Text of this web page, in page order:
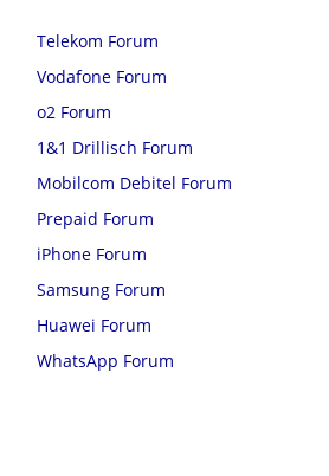
Telekom Forum
Vodafone Forum
o2 Forum
1&1 Drillisch Forum
Mobilcom Debitel Forum
Prepaid Forum
iPhone Forum
Samsung Forum
Huawei Forum
WhatsApp Forum